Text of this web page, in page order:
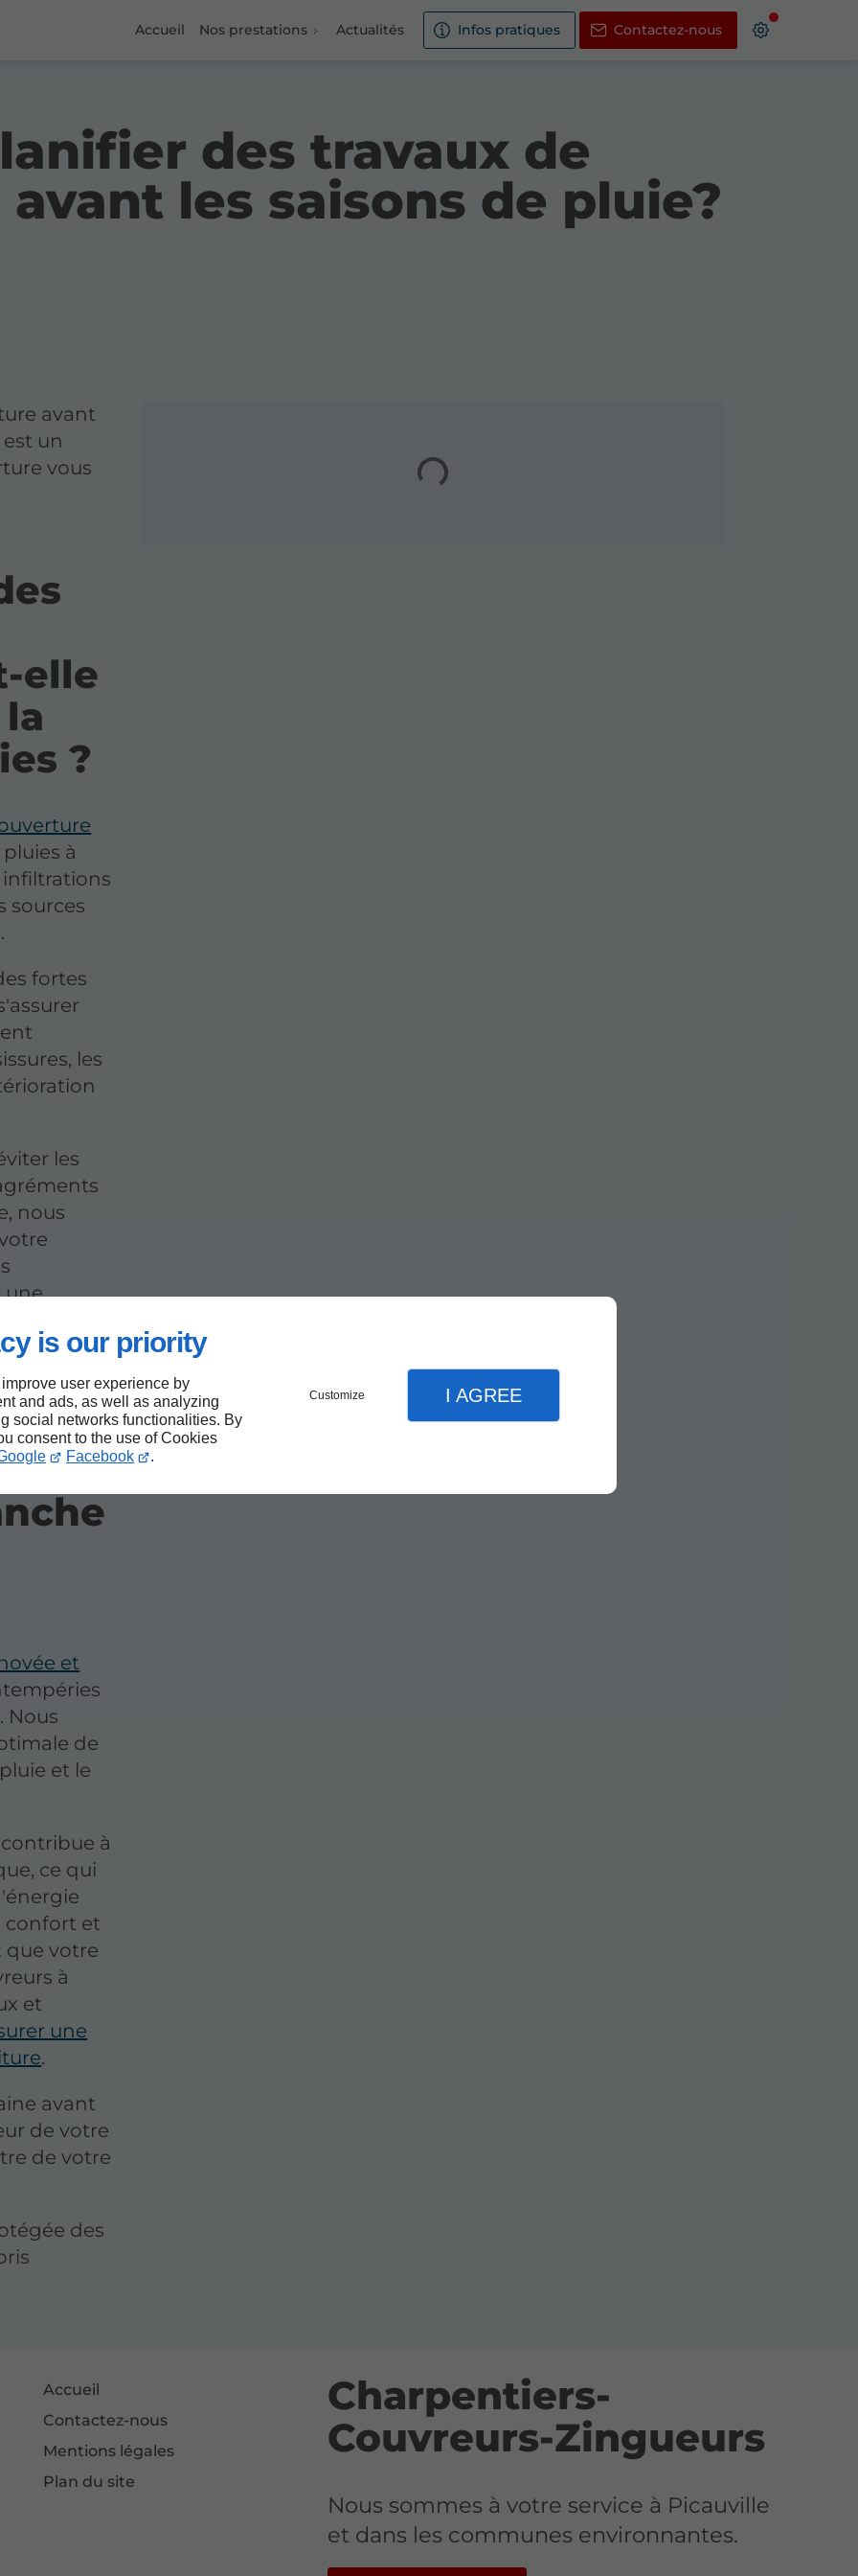
is our priority
user experience by
and ads, as well as analyzing
social networks functionalities. By
consent to the use of Cookies
Facebook .
Customize I AGREE
Accueil Nos prestations Actualités Infos pratiques Contactez-nous
des travaux de
les saisons de pluie?
avant
un
vous
elle
?
à
infiltrations
sources
fortes
les
les
nous
une
et
Nous
de
et le
à
ce qui
confort et
que votre
à
et
une
.
avant
de votre
de votre
des
Accueil
Contactez-nous
Mentions légales
Plan du site
Charpentiers-
Couvreurs-Zingueurs
Nous sommes à votre service à Picauville
et dans les communes environnantes.